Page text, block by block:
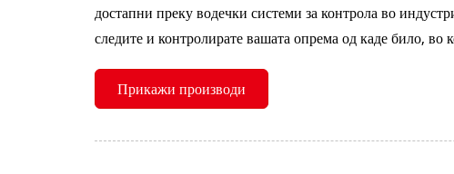
достапни преку водечки системи за контрола во
следите и контролирате вашата опрема од каде било, во
Прикажи производи